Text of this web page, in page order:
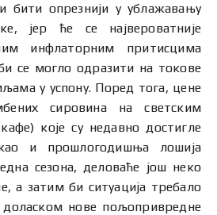
бити опрезнији у ублажавању
јер ће се највероватније
инфлаторним притисцима
се могло одразити на токове
у успону. Поред тога, цене
сировина на светским
које су недавно достигле
и прошлогодишња лошија
сезона, деловаће још неко
а затим би ситуација требало
доласком нове пољопривредне